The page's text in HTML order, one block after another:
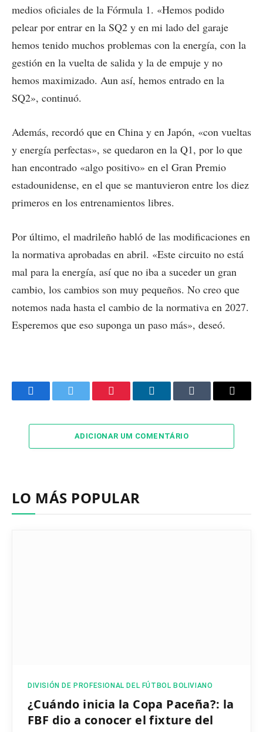
medios oficiales de la Fórmula 1. «Hemos podido
pelear por entrar en la SQ2 y en mi lado del garaje
hemos tenido muchos problemas con la energía, con la
gestión en la vuelta de salida y la de empuje y no
hemos maximizado. Aun así, hemos entrado en la
SQ2», continuó.
Además, recordó que en China y en Japón, «con vueltas
y energía perfectas», se quedaron en la Q1, por lo que
han encontrado «algo positivo» en el Gran Premio
estadounidense, en el que se mantuvieron entre los diez
primeros en los entrenamientos libres.
Por último, el madrileño habló de las modificaciones en
la normativa aprobadas en abril. «Este circuito no está
mal para la energía, así que no iba a suceder un gran
cambio, los cambios son muy pequeños. No creo que
notemos nada hasta el cambio de la normativa en 2027.
Esperemos que eso suponga un paso más», deseó.
FacebookTwitter Pinterest LinkedInTumblr Email
ADICIONAR UM COMENTÁRIO
LO MÁS POPULAR
DIVISIÓN DE PROFESIONAL DEL FÚTBOL BOLIVIANO
¿Cuándo inicia la Copa Paceña?: la
FBF dio a conocer el fixture del